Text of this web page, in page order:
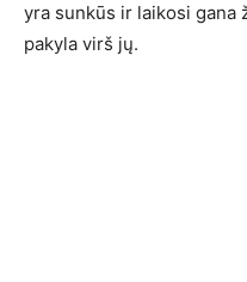
yra sunkūs ir laikosi gana
pakyla virš jų.